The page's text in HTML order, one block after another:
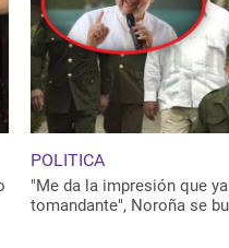
POLITICA
"Me da la impresión que
tomandante", Noroña se